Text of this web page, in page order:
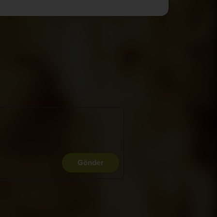
Gönder